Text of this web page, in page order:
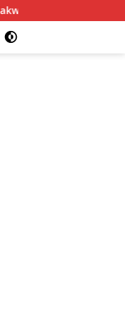
Festival 2024,